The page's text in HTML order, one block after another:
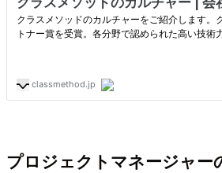
プロジェクトマネージャー